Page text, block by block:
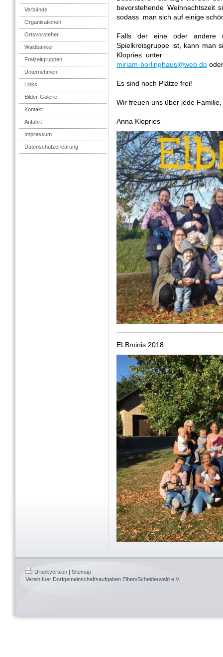
Verbände
Organisationen
Ortsvorsteher
Waldbänker
Freizeitgruppen
Unternehmen
Links
Bilder-Galerie
Kontakt
Anfahrt
Impressum
Datenschutzerklärung
bevorstehende Weihnachtszeit
sodass man sich auf einige
Falls der eine oder andere
Spielkreisgruppe ist, kann man
Klopries unter
miriam-borlinghaus@web.de
Es sind noch Plätze frei!
Wir freuen uns über jede
Anna Klopries
ELBminis 2018
Druckversion | Sitemap
Verein fuer Dorfgemeinschaftsaufgaben Elben/Scheiderwald e.V.